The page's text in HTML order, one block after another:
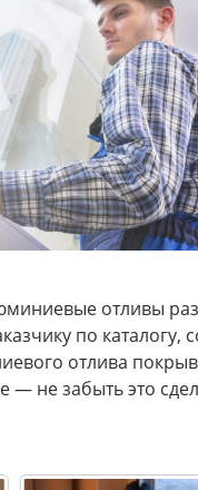
отливы
по
отлива
— не забыть это